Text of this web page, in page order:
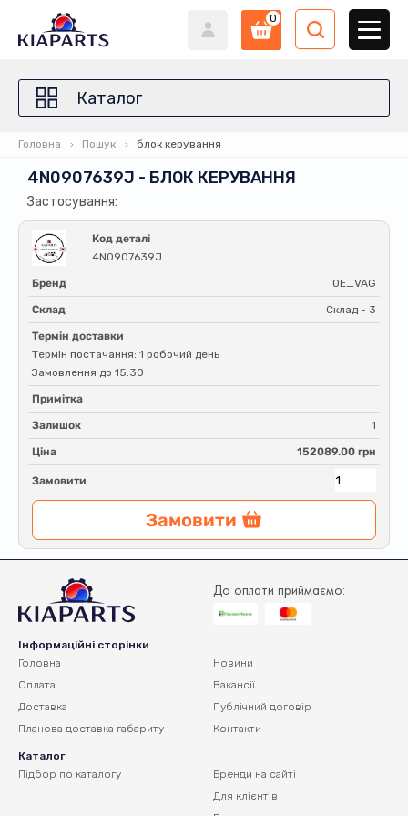
0
Каталог
Головна Пошук блок керування
4N0907639J - БЛОК КЕРУВАННЯ
Застосування:
Код деталі
4N0907639J
Бренд OE_VAG
Склад Склад - 3
Термін доставки
Термін постачання: 1 робочий день
Замовлення до 15:30
Примітка
Залишок 1
Ціна 152089.00 грн
Замовити
Замовити
До оплати приймаємо:
Інформаційні сторінки
Головна
Оплата
Доставка
Планова доставка габариту
Новини
Вакансії
Публічний договір
Контакти
Каталог
Підбор по каталогу
Бренди на сайті
Для клієнтів